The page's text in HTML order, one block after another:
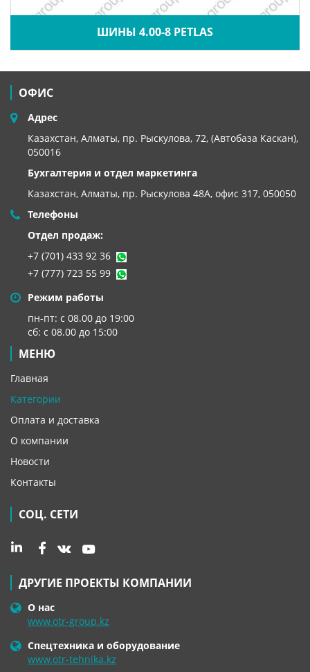
ШИНЫ 4.00-8 PETLAS
ОФИС
Адрес
Казахстан, Алматы, пр. Рыскулова, 72, (Автобаза Каскан),
050016
Бухгалтерия и отдел маркетинга
Казахстан, Алматы, пр. Рыскулова 48А, офис 317, 050050
Телефоны
Отдел продаж:
+7 (701) 433 92 36
+7 (777) 723 55 99
Режим работы
пн-пт: с 08.00 до 19:00
сб: с 08.00 до 15:00
МЕНЮ
Главная
Категории
Оплата и доставка
О компании
Новости
Контакты
СОЦ. СЕТИ
ДРУГИЕ ПРОЕКТЫ КОМПАНИИ
О нас
www.otr-group.kz
Спецтехника и оборудование
www.otr-tehnika.kz